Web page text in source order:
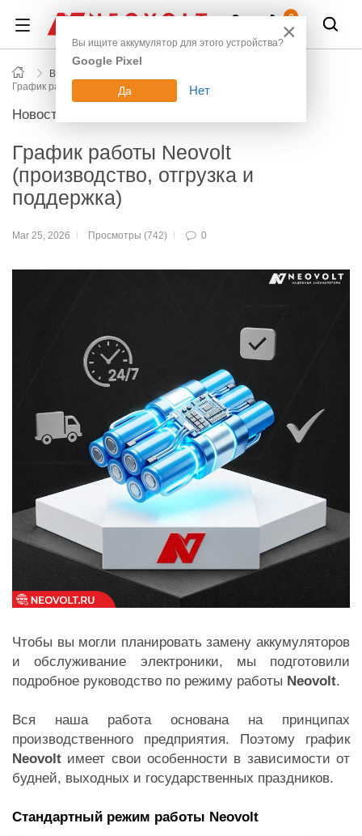
0
Все новости блога
График работы Neovolt (производство, отгрузка и поддержка)
Новости
График работы Neovolt
(производство, отгрузка и
поддержка)
Mar 25, 2026 Просмотры (742) 0
Чтобы вы могли планировать замену аккумуляторов
и обслуживание электроники, мы подготовили
подробное руководство по режиму работы Neovolt.
Вся наша работа основана на принципах
производственного предприятия. Поэтому график
Neovolt имеет свои особенности в зависимости от
будней, выходных и государственных праздников.
Стандартный режим работы Neovolt
×
Вы ищите аккумулятор для этого устройства?
Google Pixel
Да Нет